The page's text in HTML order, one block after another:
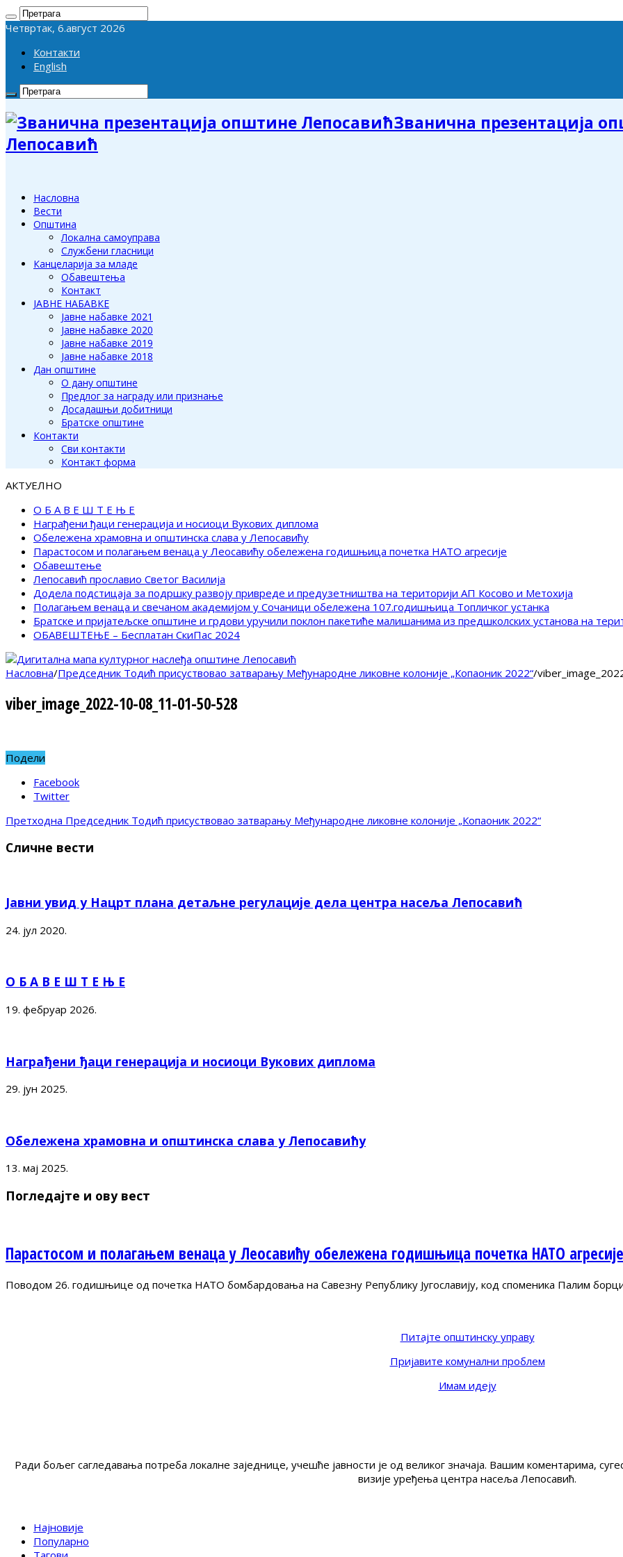
Четвртак, 6.август 2026
Контакти
English
Званична презентација
Лепосавић
Насловна
Вести
Општина
Локална самоуправа
Службени гласници
Канцеларија за младе
Обавештења
Контакт
ЈАВНЕ НАБАВКЕ
Јавне набавке 2021
Јавне набавке 2020
Јавне набавке 2019
Јавне набавке 2018
Дан општине
О дану општине
Предлог за награду или признање
Досадашњи добитници
Братске општине
Контакти
Сви контакти
Контакт форма
АКТУЕЛНО
О Б А В Е Ш Т Е Њ Е
Награђени ђаци генерација и носиоци Вукових диплома
Обележена храмовна и општинска слава у Лепосавићу
Парастосом и полагањем венаца у Леосавићу обележена годишњица почетка НАТО агресије
Обавештење
Лепосавић прославио Светог Василија
Додела подстицаја за подршку развоју привреде и предузетништва на територији АП Косово и Метохија
Полагањем венаца и свечаном академијом у Сочаници обележена 107.годишњица Топличког устанка
Братске и пријатељске општине и грдови уручили поклон пакетиће малишанима из предшколских установа на
ОБАВЕШТЕЊЕ – Бесплатан СкиПас 2024
Насловна/Председник Тодић присуствовао затварању Међународне ликовне колоније „Копаоник 2022“/
viber_image_2022-10-08_11-01-50-528
Подели
Facebook
Twitter
Претходна Председник Тодић присуствовао затварању Међународне ликовне колоније „Копаоник 2022“
Сличне вести
Јавни увид у Нацрт плана детаљне регулације дела центра насеља Лепосавић
24. јул 2020.
О Б А В Е Ш Т Е Њ Е
19. фебруар 2026.
Награђени ђаци генерација и носиоци Вукових диплома
29. јун 2025.
Обележена храмовна и општинска слава у Лепосавићу
13. мај 2025.
Погледајте и ову вест
Парастосом и полагањем венаца у Леосавићу обележена годишњица почетка НАТО агресије
Поводом 26. годишњице од почетка НАТО бомбардовања на Савезну Републику Југославију, код споменика Палим
Питајте општинску управу
Пријавите комунални проблем
Имам идеју
Ради бољег сагледавања потреба локалне заједнице, учешће јавности је од великог значаја. Вашим коментарима,
визије уређења центра насеља Лепосавић.
Најновије
Популарно